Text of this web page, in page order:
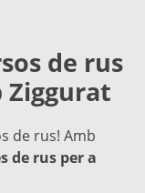
de rus
Ziggurat
de rus! Amb
de rus per a